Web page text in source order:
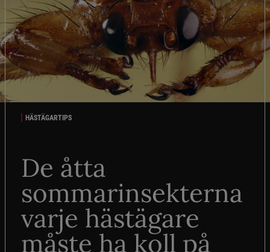
HÄSTÄGARTIPS
De åtta
sommarinsekterna
varje hästägare
måste ha koll på